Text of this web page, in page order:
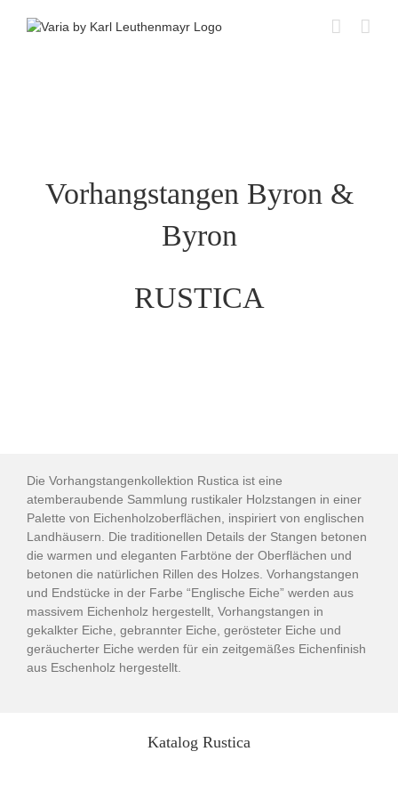
Vorhangstangen Byron &
Byron
RUSTICA
Die Vorhangstangenkollektion Rustica ist eine
atemberaubende Sammlung rustikaler Holzstangen in einer
Palette von Eichenholzoberflächen, inspiriert von englischen
Landhäusern. Die traditionellen Details der Stangen betonen
die warmen und eleganten Farbtöne der Oberflächen und
betonen die natürlichen Rillen des Holzes. Vorhangstangen
und Endstücke in der Farbe “Englische Eiche” werden aus
massivem Eichenholz hergestellt, Vorhangstangen in
gekalkter Eiche, gebrannter Eiche, gerösteter Eiche und
geräucherter Eiche werden für ein zeitgemäßes Eichenfinish
aus Eschenholz hergestellt.
Katalog Rustica